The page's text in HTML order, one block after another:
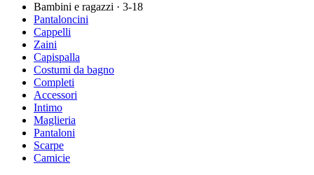
Bambini e ragazzi · 3-18
Pantaloncini
Cappelli
Zaini
Capispalla
Costumi da bagno
Completi
Accessori
Intimo
Maglieria
Pantaloni
Scarpe
Camicie